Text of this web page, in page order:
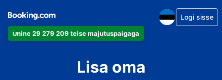
Ühine 29 279 209 teise majutuspaigaga
Logi sisse
Lisa oma
apartement
hotell